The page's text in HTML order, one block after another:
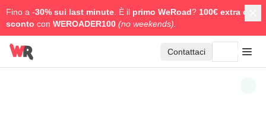
Fino a -30% sui last minute . È il primo WeRoad? 100€ extra di
sconto con WEROADER100 (no weekends).
Contattaci